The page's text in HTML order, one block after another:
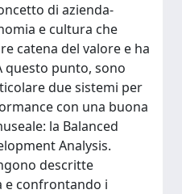
di azienda-
e cultura che
catena del valore e ha
questo punto, sono
due sistemi per
con una buona
la Balanced
Analysis.
descritte
e confrontando i